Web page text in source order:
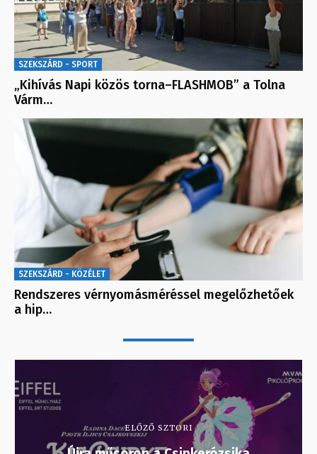
SZEKSZÁRD - SPORT
„Kihívás Napi közös torna–FLASHMOB” a Tolna
Várm…
SZEKSZÁRD - KÖZÉLET
Rendszeres vérnyomásméréssel megelőzhetőek
a hip…
ELŐZŐ SZTORI